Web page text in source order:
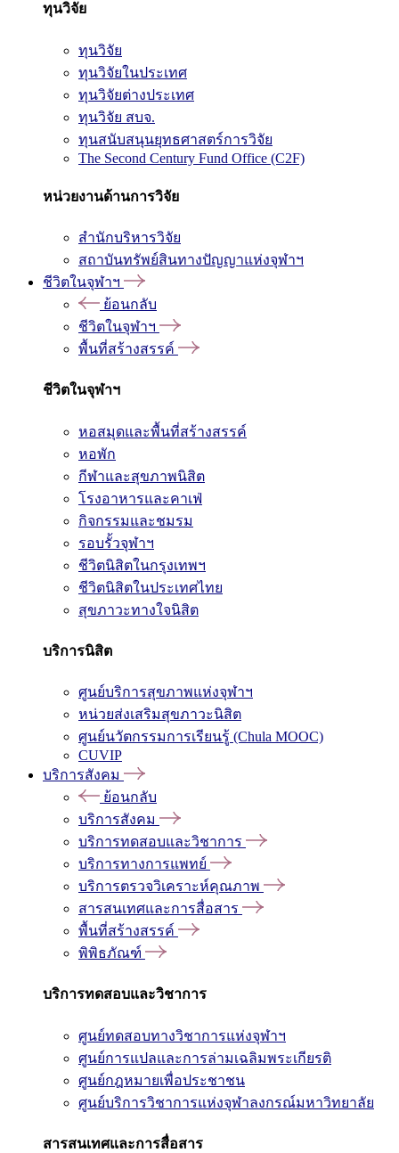
ทุนวิจัย
ทุนวิจัย
ทุนวิจัยในประเทศ
ทุนวิจัยต่างประเทศ
ทุนวิจัย สบจ.
ทุนสนับสนุนยุทธศาสตร์การวิจัย
The Second Century Fund Office (C2F)
หน่วยงานด้านการวิจัย
สำนักบริหารวิจัย
สถาบันทรัพย์สินทางปัญญาแห่งจุฬาฯ
ชีวิตในจุฬาฯ
ย้อนกลับ
ชีวิตในจุฬาฯ
พื้นที่สร้างสรรค์
ชีวิตในจุฬาฯ
หอสมุดและพื้นที่สร้างสรรค์
หอพัก
กีฬาและสุขภาพนิสิต
โรงอาหารและคาเฟ่
กิจกรรมและชมรม
รอบรั้วจุฬาฯ
ชีวิตนิสิตในกรุงเทพฯ
ชีวิตนิสิตในประเทศไทย
สุขภาวะทางใจนิสิต
บริการนิสิต
ศูนย์บริการสุขภาพแห่งจุฬาฯ
หน่วยส่งเสริมสุขภาวะนิสิต
ศูนย์นวัตกรรมการเรียนรู้ (Chula MOOC)
CUVIP
บริการสังคม
ย้อนกลับ
บริการสังคม
บริการทดสอบและวิชาการ
บริการทางการแพทย์
บริการตรวจวิเคราะห์คุณภาพ
สารสนเทศและการสื่อสาร
พื้นที่สร้างสรรค์
พิพิธภัณฑ์
บริการทดสอบและวิชาการ
ศูนย์ทดสอบทางวิชาการแห่งจุฬาฯ
ศูนย์การแปลและการล่ามเฉลิมพระเกียรติ
ศูนย์กฎหมายเพื่อประชาชน
ศูนย์บริการวิชาการแห่งจุฬาลงกรณ์มหาวิทยาลัย
สารสนเทศและการสื่อสาร